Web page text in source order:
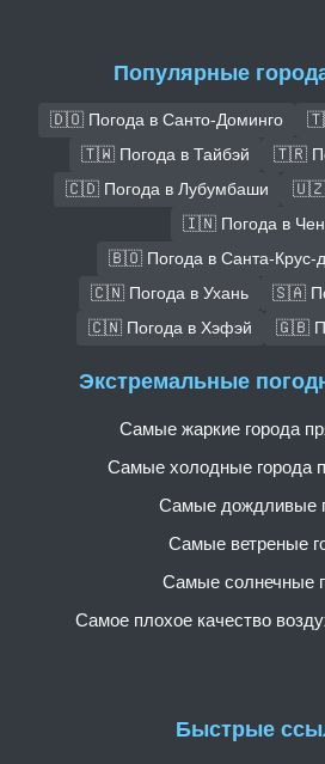
Популярные
🇩🇴 Погода в Санто-Доминго
🇹🇼 Погода в Тайбэй
🇹🇷
🇨🇩 Погода в Лубумбаши
🇺🇿
🇮🇳 Погода в
🇧🇴 Погода в Санта-Крус-
🇨🇳 Погода в Ухань
🇸🇦
🇨🇳 Погода в Хэфэй
🇬🇧
Быстрые
Экстремальные
Самые жаркие города
Самые холодные города
Самые дождливые
Самые ветреные
Самые солнечные
Самое плохое качество